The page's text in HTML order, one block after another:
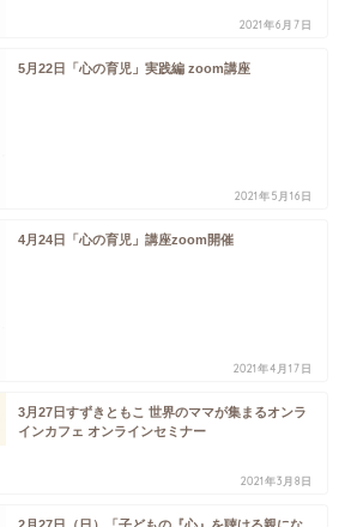
2021年6月7日
5月22日「心の育児」実践編 zoom講座
2021年5月16日
4月24日「心の育児」講座zoom開催
2021年4月17日
3月27日すずきともこ 世界のママが集まるオンラ
インカフェ オンラインセミナー
2021年3月8日